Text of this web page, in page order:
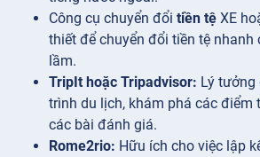
Công cụ chuyển đổi tiền tệ XE
thiết để chuyển đổi tiền tệ nhanh
lầm.
TripIt hoặc Tripadvisor: Lý tưởng
trình du lịch, khám phá các điểm
các bài đánh giá.
Rome2rio: Hữu ích cho việc lập